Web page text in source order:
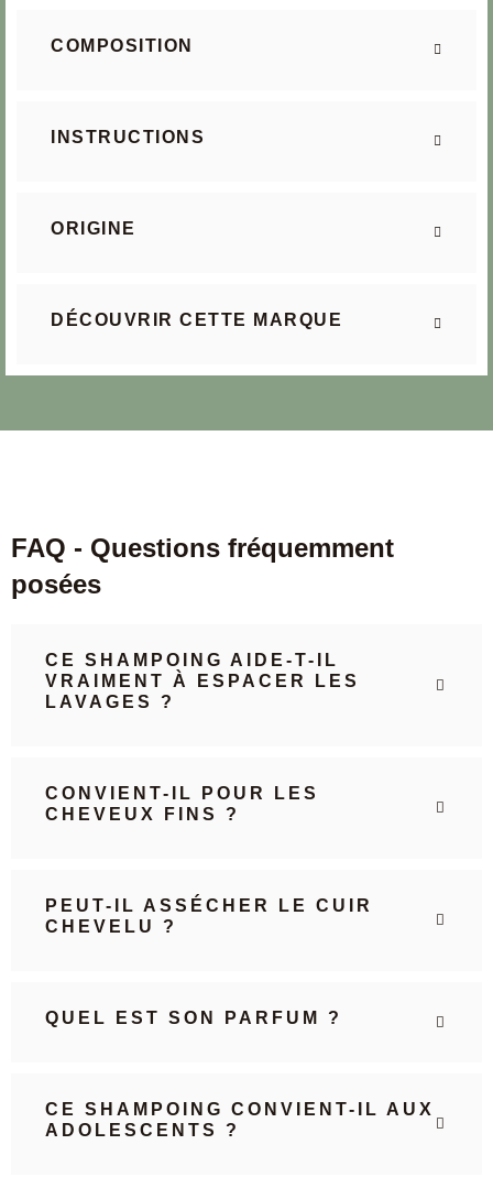
COMPOSITION
INSTRUCTIONS
ORIGINE
DÉCOUVRIR CETTE MARQUE
FAQ - Questions fréquemment
posées
CE SHAMPOING AIDE-T-IL
VRAIMENT À ESPACER LES
LAVAGES ?
CONVIENT-IL POUR LES
CHEVEUX FINS ?
PEUT-IL ASSÉCHER LE CUIR
CHEVELU ?
QUEL EST SON PARFUM ?
CE SHAMPOING CONVIENT-IL AUX
ADOLESCENTS ?